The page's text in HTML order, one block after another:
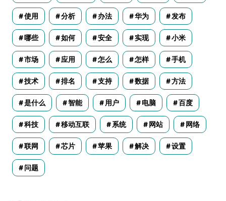
使用 分析 办法 华为 发布
哪些 如何 安全 实现 小米
市场 应用 怎么 怎样 手机
技术 排名 支持 数据 方法
是什么 智能 用户 电脑 百度
科技 移动互联 系统 网站 网络
联网 芯片 苹果 解决 设置
问题